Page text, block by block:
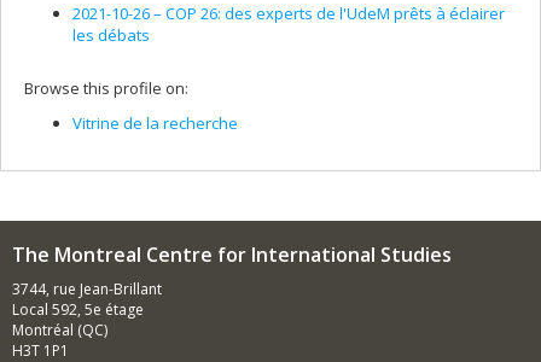
2021-10-26 – COP 26: des experts de l'UdeM prêts à éclairer
les débats
Browse this profile on:
Vitrine de la recherche
The Montreal Centre for International Studies
3744, rue Jean-Brillant
Local 592, 5e étage
Montréal (QC)
H3T 1P1